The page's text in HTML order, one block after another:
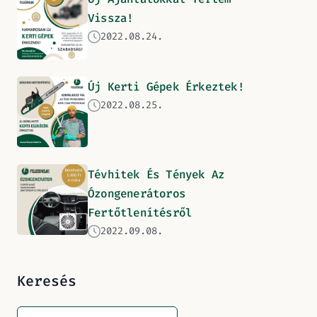
Vissza!
2022.08.24.
Új Kerti Gépek Érkeztek!
2022.08.25.
Tévhitek És Tények Az
Ózongenerátoros
Fertőtlenítésről
2022.09.08.
Keresés